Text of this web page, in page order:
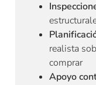
realista
comprar
Apoyo